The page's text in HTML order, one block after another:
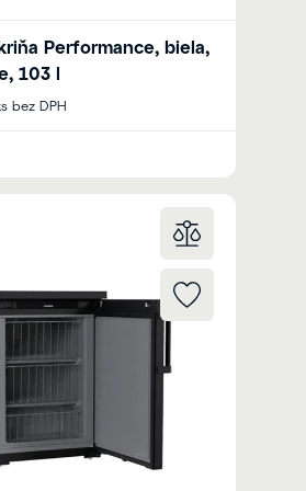
Performance, biela,
103 l
bez DPH